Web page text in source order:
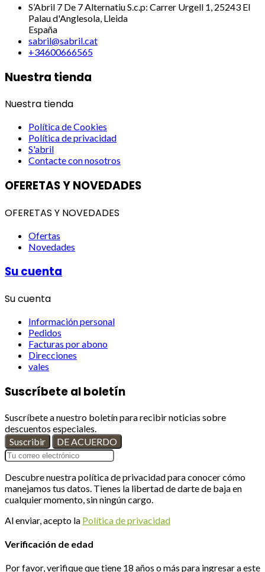
S’Abril 7 De 7 Alternatiu S.c.p: Carrer Urgell 1, 25243 El
Palau d'Anglesola, Lleida
España
sabril@sabril.cat
+34600666565
Nuestra tienda
Nuestra tienda
Política de Cookies
Política de privacidad
S'abril
Contacte con nosotros
OFERETAS Y NOVEDADES
OFERETAS Y NOVEDADES
Ofertas
Novedades
Su cuenta
Su cuenta
Información personal
Pedidos
Facturas por abono
Direcciones
vales
Suscríbete al boletín
Suscríbete a nuestro boletín para recibir noticias sobre
descuentos especiales.
Descubre nuestra política de privacidad para conocer cómo
manejamos tus datos. Tienes la libertad de darte de baja en
cualquier momento, sin ningún cargo.
Al enviar, acepto la Política de privacidad
Verificación de edad
Por favor, verifique que tiene 18 años o más para ingresar a este